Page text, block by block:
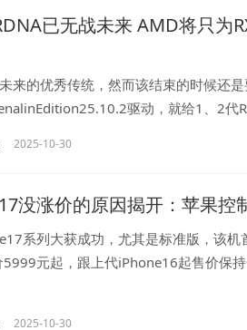
已无战未来 AMD将只为
来的优秀传统，然而该结束的时候还
驱动，就给1、2代
2025-10-30
没涨价的原因揭开：苹果控
系列大获成功，尤其是标准版，该
元起，跟上代iPhone16起售价保持
2025-10-30